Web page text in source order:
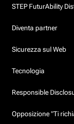
STEP FuturAbility
Diventa partner
Sicurezza sul Web
Tecnologia
Responsible
Opposizione "Ti